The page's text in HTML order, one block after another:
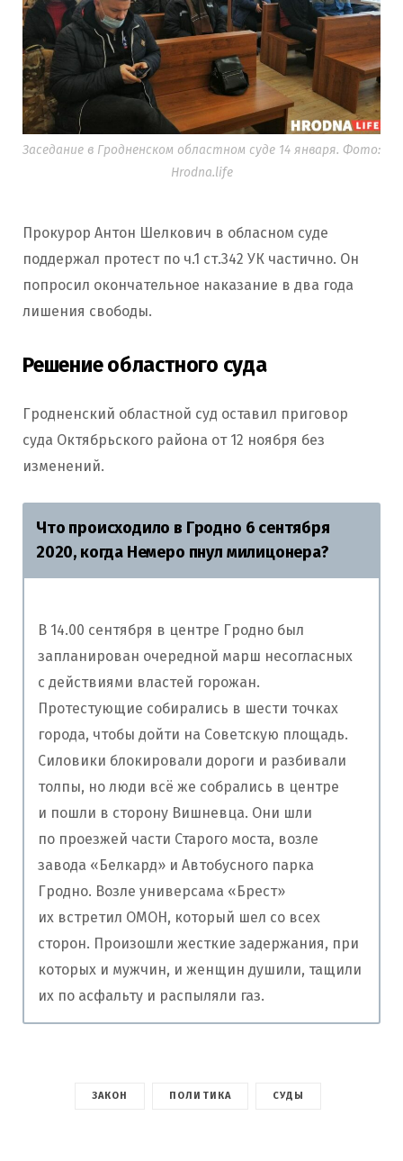
Заседание в Гродненском областном суде 14 января. Фото:
Hrodna.life
Прокурор Антон Шелкович в обласном суде
поддержал протест по ч.1 ст.342 УК частично. Он
попросил окончательное наказание в два года
лишения свободы.
Решение областного суда
Гродненский областной суд оставил приговор
суда Октябрьского района от 12 ноября без
изменений.
Что происходило в Гродно 6 сентября
2020, когда Немеро пнул милицонера?
В 14.00 сентября в центре Гродно был
запланирован очередной марш несогласных
с действиями властей горожан.
Протестующие собирались в шести точках
города, чтобы дойти на Советскую площадь.
Силовики блокировали дороги и разбивали
толпы, но люди всё же собрались в центре
и пошли в сторону Вишневца. Они шли
по проезжей части Старого моста, возле
завода «Белкард» и Автобусного парка
Гродно. Возле универсама «Брест»
их встретил ОМОН, который шел со всех
сторон. Произошли жесткие задержания, при
которых и мужчин, и женщин душили, тащили
их по асфальту и распыляли газ.
ЗАКОН ПОЛИТИКА СУДЫ